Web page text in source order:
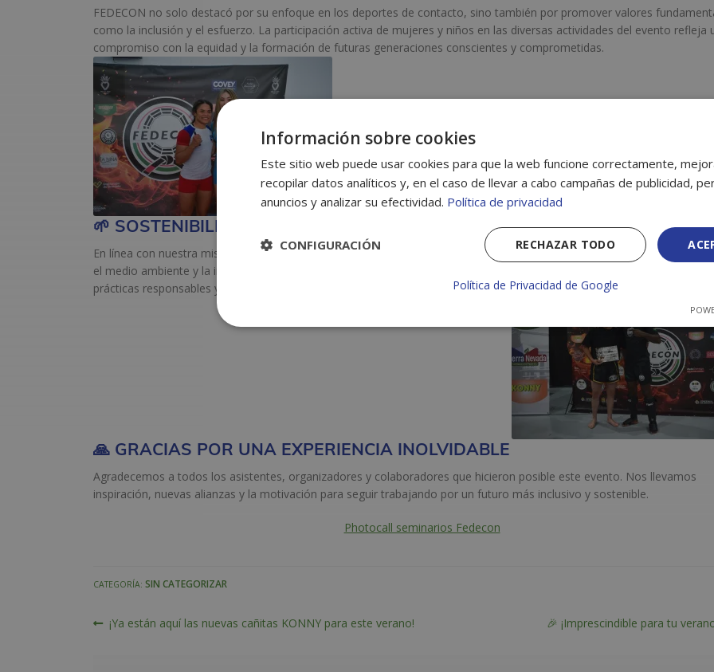
FEDECON no solo destacó por su enfoque en los deportes de contacto, sino también por promover valores
como la inclusión y el esfuerzo. La participación activa de mujeres y niños en las diversas actividades del evento refleja
compromiso con la equidad y la formación de futuras generaciones conscientes y comprometidas.
🌱 SOSTENIBILIDAD Y FUTURO
En línea con nuestra misión, presentamos nuestras soluciones de packaging sostenible, reafirmando nuestro
el medio ambiente y la innovación. Creemos firmemente que eventos como FEDECON son plataformas ideales para
prácticas responsables y sostenibles en todos los sectores.
🙏 GRACIAS POR UNA EXPERIENCIA INOLVIDABLE
Agradecemos a todos los asistentes, organizadores y colaboradores que hicieron posible este evento. Nos llevamos
inspiración, nuevas alianzas y la motivación para seguir trabajando por un futuro más inclusivo y sostenible.
Photocall seminarios Fedecon
CATEGORÍA: SIN CATEGORIZAR
NAVEGACIÓN
Anterior:
¡Ya están aquí las nuevas cañitas KONNY para este verano! Siguiente:
🎉 ¡Imprescindible para tu
Información sobre cookies
Este sitio web puede usar cookies para que la web funcione correctamente,
recopilar datos analíticos y, en el caso de llevar a cabo campañas de publicidad,
anuncios y analizar su efectividad. Política de privacidad
RECHAZAR TODO
CONFIGURACIÓN
Política de Privacidad de Google